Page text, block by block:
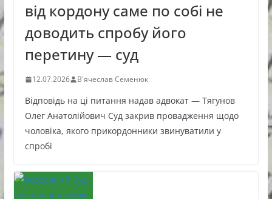
від кордону саме по собі не
доводить спробу його
перетину — суд
12.07.2026 В'ячеслав Семенюк
Відповідь на ці питання надав адвокат — Тягунов
Олег Анатолійович Суд закрив провадження щодо
чоловіка, якого прикордонники звинуватили у
спробі